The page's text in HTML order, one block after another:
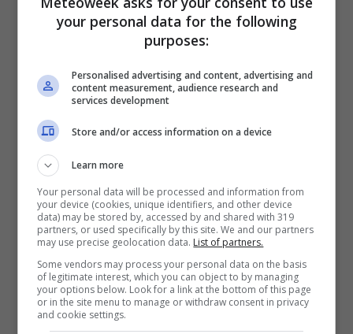
capirà come le piante siano capaci di
propagarsi anche negli ambienti più ostili,
problemi di sopravvivenza, e di come siano in
grado di sopravvivere perfino alla ricaduta
radioattiva a seguito di un’esplosione
nucleare. Per raccontare come lo studio e la
salvaguardia del mondo vegetale sia un modo
concreto di salvaguardare il pianeta, Mario
Tozzi è andato in Norvegia addentrandosi
nella foresta primaria di Kaupanger dove,
incastonate tra fiordi e montagne vivono, in
un ecosistema più che millenario, decine di
your personal data for the following
purposes:
Personalised advertising and content, advertising and
content measurement, audience research and
services development
Store and/or access information on a device
Learn more
Your personal data will be processed and information from
your device (cookies, unique identifiers, and other device
data) may be stored by, accessed by and shared with 319
partners, or used specifically by this site. We and our partners
may use precise geolocation data. List of partners.
Some vendors may process your personal data on the basis
of legitimate interest, which you can object to by managing
your options below. Look for a link at the bottom of this page
or in the site menu to manage or withdraw consent in privacy
and cookie settings.